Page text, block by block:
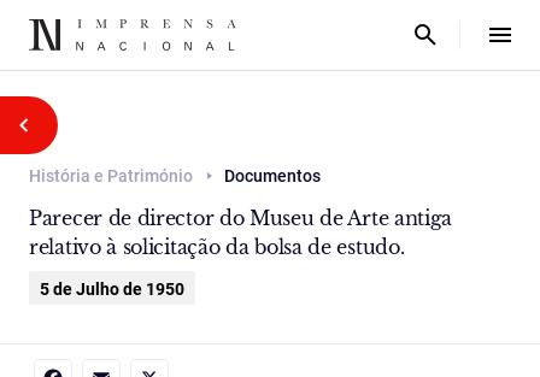
História e Património Documentos
Parecer de director do Museu de Arte antiga
relativo à solicitação da bolsa de estudo.
5 de Julho de 1950